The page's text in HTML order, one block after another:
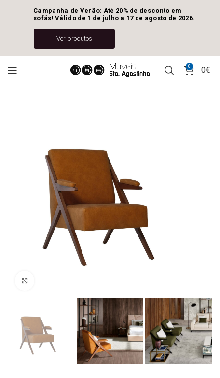
0 0€
Campanha de Verão: Até 20% de desconto em
sofás! Válido de 1 de julho a 17 de agosto de 2026.
Ver produtos